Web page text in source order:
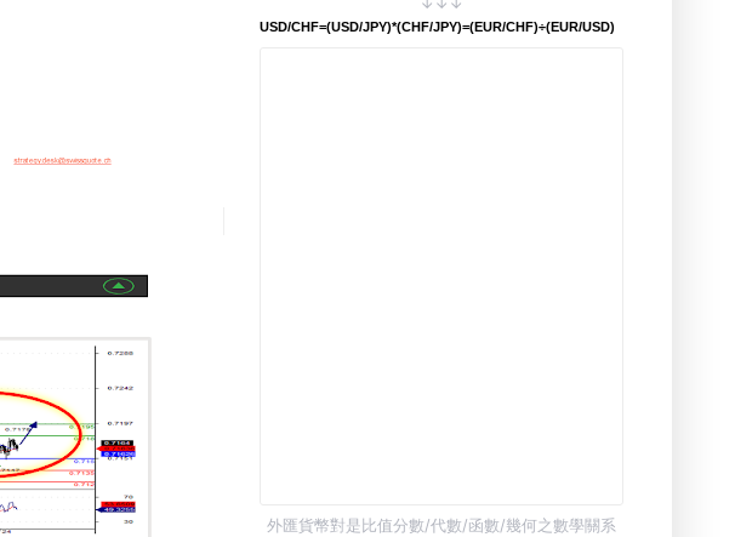
USD/CHF=(USD/JPY)*(CHF/JPY)=(EUR/CHF)÷(EUR/USD)
外匯貨幣對是比值分數/代數/函數/幾何之數學關系